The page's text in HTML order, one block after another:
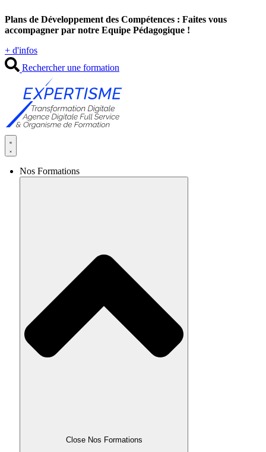
au
contenu
Plans de Développement des Compétences : Faites vous
accompagner par notre Equipe Pédagogique !
+ d'infos
Rechercher une formation
Nos Formations
Close Nos Formations